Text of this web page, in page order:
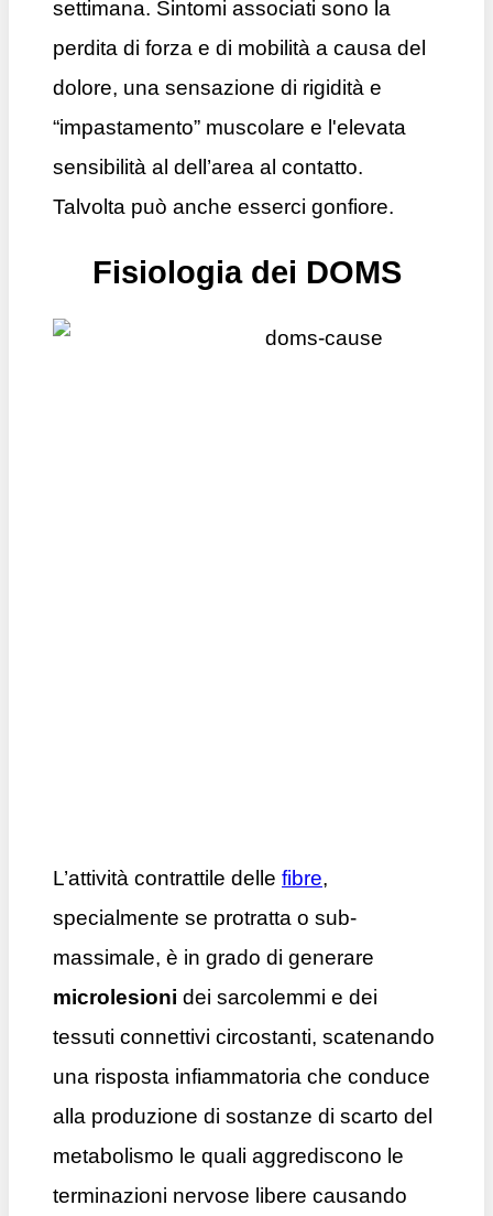
settimana. Sintomi associati sono la
perdita di forza e di mobilità a causa del
dolore, una sensazione di rigidità e
“impastamento” muscolare e l'elevata
sensibilità al dell’area al contatto.
Talvolta può anche esserci gonfiore.
Fisiologia dei DOMS
L’attività contrattile delle fibre,
specialmente se protratta o sub-
massimale, è in grado di generare
microlesioni dei sarcolemmi e dei
tessuti connettivi circostanti, scatenando
una risposta infiammatoria che conduce
alla produzione di sostanze di scarto del
metabolismo le quali aggrediscono le
terminazioni nervose libere causando